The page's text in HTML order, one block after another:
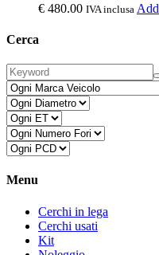
€ 480.00 IVA inclusa
Cerca
Menu
Cerchi in lega
Cerchi usati
Kit